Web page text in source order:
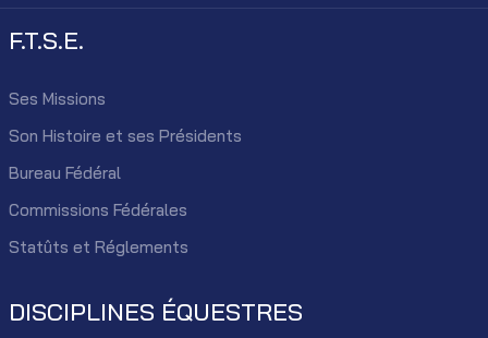
F.T.S.E.
Ses Missions
Son Histoire et ses Présidents
Bureau Fédéral
Commissions Fédérales
Statûts et Réglements
DISCIPLINES ÉQUESTRES